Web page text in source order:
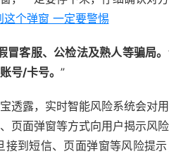
冒客服、公检法及熟人等骗局
号/卡号。 ”
透露，实时智能风险系统会对
页面弹窗等方式向用户揭示风
到短信、页面弹窗等风险提